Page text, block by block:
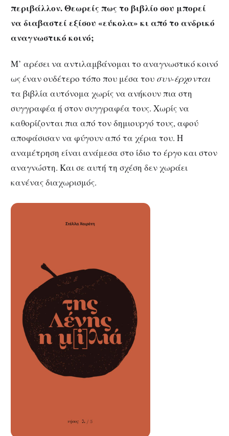
περιβάλλον. Θεωρείς πως το βιβλίο σου μπορεί
να διαβαστεί εξίσου «εύκολα» κι από το ανδρικό
αναγνωστικό κοινό;
Μ’ αρέσει να αντιλαμβάνομαι το αναγνωστικό κοινό
ως έναν ουδέτερο τόπο που μέσα του συν-έρχονται
τα βιβλία αυτόνομα χωρίς να ανήκουν πια στη
συγγραφέα ή στον συγγραφέα τους. Χωρίς να
καθορίζονται πια από τον δημιουργό τους, αφού
αποφάσισαν να φύγουν από τα χέρια του. Η
αναμέτρηση είναι ανάμεσα στο ίδιο το έργο και στον
αναγνώστη. Και σε αυτή τη σχέση δεν χωράει
κανένας διαχωρισμός.